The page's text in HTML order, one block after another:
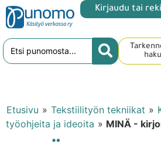
Kirjaudu tai
haku
Etusivu » Tekstiilityön tekniikat »
työohjeita ja ideoita » MINÄ -